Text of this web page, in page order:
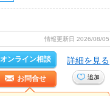
情報更新日 2026/08/05
オンライン相談
お問合せ
詳細を見る
追加